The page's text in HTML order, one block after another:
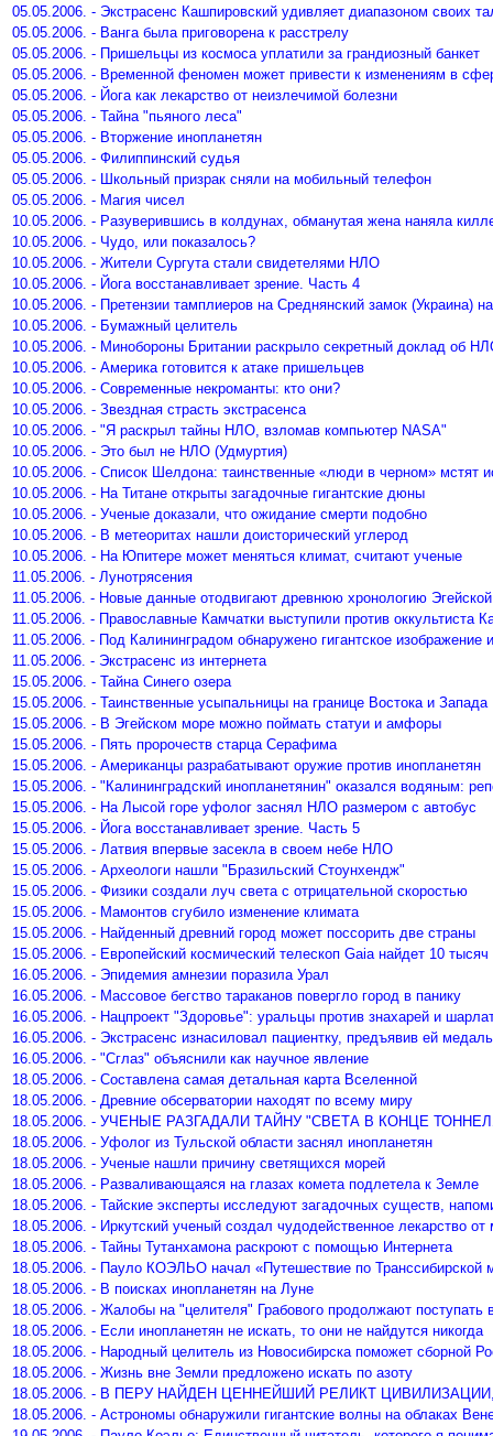
05.05.2006. - Экстрасенс Кашпировский удивляет диапазоном своих
05.05.2006. - Ванга была приговорена к расстрелу
05.05.2006. - Пришельцы из космоса уплатили за грандиозный банкет
05.05.2006. - Временной феномен может привести к изменениям в
05.05.2006. - Йога как лекарство от неизлечимой болезни
05.05.2006. - Тайна "пьяного леса"
05.05.2006. - Вторжение инопланетян
05.05.2006. - Филиппинский судья
05.05.2006. - Школьный призрак сняли на мобильный телефон
05.05.2006. - Магия чисел
10.05.2006. - Разуверившись в колдунах, обманутая жена наняла
10.05.2006. - Чудо, или показалось?
10.05.2006. - Жители Сургута стали свидетелями НЛО
10.05.2006. - Йога восстанавливает зрение. Часть 4
10.05.2006. - Претензии тамплиеров на Среднянский замок (Украина)
10.05.2006. - Бумажный целитель
10.05.2006. - Минобороны Британии раскрыло секретный доклад об
10.05.2006. - Америка готовится к атаке пришельцев
10.05.2006. - Cовременные некроманты: кто они?
10.05.2006. - Звездная страсть экстрасенса
10.05.2006. - "Я раскрыл тайны НЛО, взломав компьютер NASA"
10.05.2006. - Это был не НЛО (Удмуртия)
10.05.2006. - Список Шелдона: таинственные «люди в черном» мстят
10.05.2006. - На Титане открыты загадочные гигантские дюны
10.05.2006. - Ученые доказали, что ожидание смерти подобно
10.05.2006. - В метеоритах нашли доисторический углерод
10.05.2006. - На Юпитере может меняться климат, считают ученые
11.05.2006. - Лунотрясения
11.05.2006. - Новые данные отодвигают древнюю хронологию
11.05.2006. - Православные Камчатки выступили против оккультиста
11.05.2006. - Под Калининградом обнаружено гигантское изображение
11.05.2006. - Экстрасенс из интернета
15.05.2006. - Тайна Синего озера
15.05.2006. - Таинственные усыпальницы на границе Востока и Запада
15.05.2006. - В Эгейском море можно поймать статуи и амфоры
15.05.2006. - Пять пророчеств старца Серафима
15.05.2006. - Американцы разрабатывают оружие против инопланетян
15.05.2006. - "Калининградский инопланетянин" оказался водяным:
15.05.2006. - На Лысой горе уфолог заснял НЛО размером с автобус
15.05.2006. - Йога восстанавливает зрение. Часть 5
15.05.2006. - Латвия впервые засекла в своем небе НЛО
15.05.2006. - Археологи нашли "Бразильский Стоунхендж"
15.05.2006. - Физики создали луч света с отрицательной скоростью
15.05.2006. - Мамонтов сгубило изменение климата
15.05.2006. - Найденный древний город может поссорить две страны
15.05.2006. - Европейский космический телескоп Gaia найдет 10
16.05.2006. - Эпидемия амнезии поразила Урал
16.05.2006. - Массовое бегство тараканов повергло город в панику
16.05.2006. - Нацпроект "Здоровье": уральцы против знахарей и
16.05.2006. - Экстрасенс изнасиловал пациентку, предъявив ей
16.05.2006. - "Сглаз" объяснили как научное явление
18.05.2006. - Составлена самая детальная карта Вселенной
18.05.2006. - Древние обсерватории находят по всему миру
18.05.2006. - УЧЕНЫЕ РАЗГАДАЛИ ТАЙНУ "СВЕТА В КОНЦЕ
18.05.2006. - Уфолог из Тульской области заснял инопланетян
18.05.2006. - Ученые нашли причину светящихся морей
18.05.2006. - Разваливающаяся на глазах комета подлетела к Земле
18.05.2006. - Тайские эксперты исследуют загадочных существ,
18.05.2006. - Иркутский ученый создал чудодейственное лекарство от
18.05.2006. - Тайны Тутанхамона раскроют с помощью Интернета
18.05.2006. - Пауло КОЭЛЬО начал «Путешествие по Транссибирской
18.05.2006. - В поисках инопланетян на Луне
18.05.2006. - Жалобы на "целителя" Грабового продолжают поступать
18.05.2006. - Если инопланетян не искать, то они не найдутся никогда
18.05.2006. - Народный целитель из Новосибирска поможет сборной
18.05.2006. - Жизнь вне Земли предложено искать по азоту
18.05.2006. - В ПЕРУ НАЙДЕН ЦЕННЕЙШИЙ РЕЛИКТ
18.05.2006. - Астрономы обнаружили гигантские волны на облаках